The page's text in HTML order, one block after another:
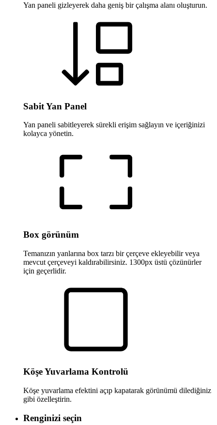
Yan paneli gizleyerek daha geniş bir çalışma alanı oluşturun.
Sabit Yan Panel
Yan paneli sabitleyerek sürekli erişim sağlayın ve içeriğinizi
kolayca yönetin.
Box görünüm
Temanızın yanlarına box tarzı bir çerçeve ekleyebilir veya
mevcut çerçeveyi kaldırabilirsiniz. 1300px üstü çözünürler
için geçerlidir.
Köşe Yuvarlama Kontrolü
Köşe yuvarlama efektini açıp kapatarak görünümü dilediğiniz
gibi özelleştirin.
Renginizi seçin